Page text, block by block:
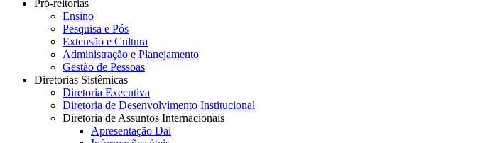
Pró-reitorias
Ensino
Pesquisa e Pós
Extensão e Cultura
Administração e Planejamento
Gestão de Pessoas
Diretorias Sistêmicas
Diretoria Executiva
Diretoria de Desenvolvimento Institucional
Diretoria de Assuntos Internacionais
Apresentação Dai